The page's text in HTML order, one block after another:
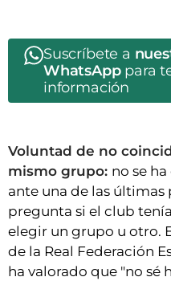
Suscríbete a
WhatsApppara
información
Voluntad de no
mismo grupo: no se
ante una de las últimas
pregunta si el club
elegir un grupo u otro.
de la Real Federación
ha valorado que "no sé